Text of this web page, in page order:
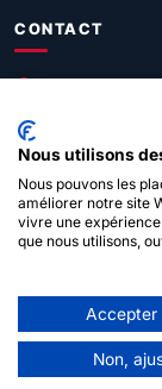
CONTACT
Direction
112 (urgences)
©
À propos de ce
site
Nous utilisons
Nous pouvons les
améliorer notre site
vivre une
que nous utilisons,
Accepter
Non,